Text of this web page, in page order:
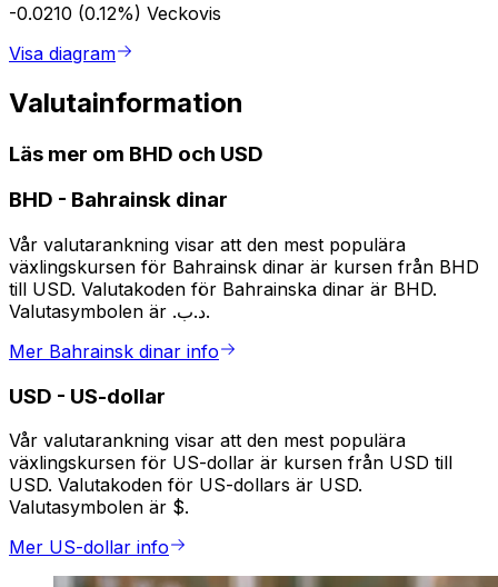
-0.0210 (0.12%) Veckovis
Visa diagram
Valutainformation
Läs mer om BHD och USD
BHD - Bahrainsk dinar
Vår valutarankning visar att den mest populära
växlingskursen för Bahrainsk dinar är kursen från BHD
till USD. Valutakoden för Bahrainska dinar är BHD.
Valutasymbolen är .د.ب.
Mer Bahrainsk dinar info
USD - US-dollar
Vår valutarankning visar att den mest populära
växlingskursen för US-dollar är kursen från USD till
USD. Valutakoden för US-dollars är USD.
Valutasymbolen är $.
Mer US-dollar info